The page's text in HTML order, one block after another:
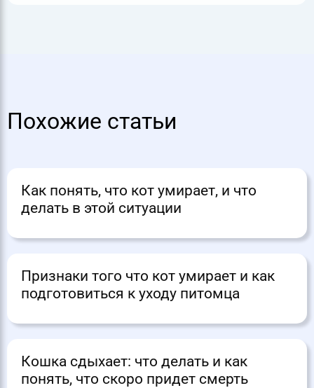
Похожие статьи
Как понять, что кот умирает, и что
делать в этой ситуации
Признаки того что кот умирает и как
подготовиться к уходу питомца
Кошка сдыхает: что делать и как
понять, что скоро придет смерть